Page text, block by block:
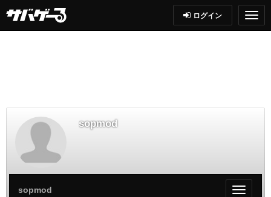
ログイン
sopmod
My
sopmod